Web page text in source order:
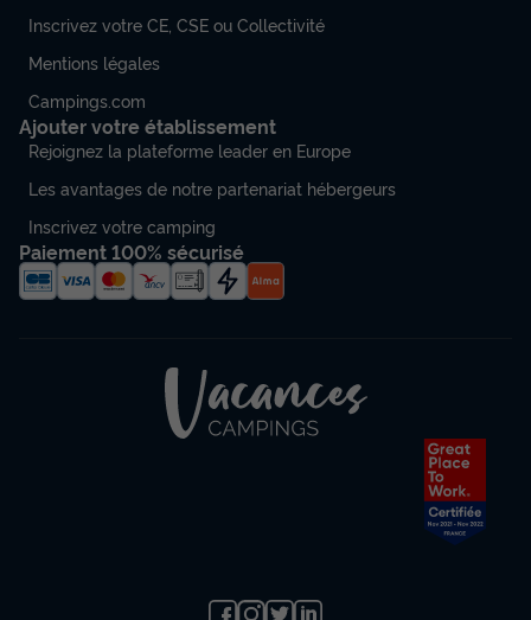
Inscrivez votre CE, CSE ou Collectivité
Mentions légales
Campings.com
Ajouter votre établissement
Rejoignez la plateforme leader en Europe
Les avantages de notre partenariat hébergeurs
Inscrivez votre camping
Paiement 100% sécurisé